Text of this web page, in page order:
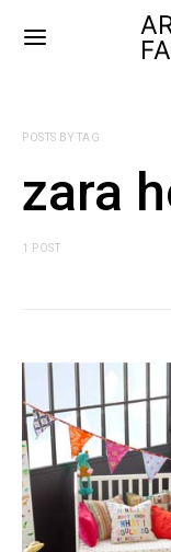
POSTS BY TAG
zara
1 POST